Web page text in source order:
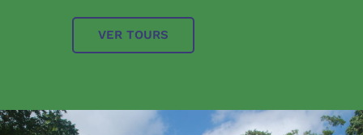
VER TOURS